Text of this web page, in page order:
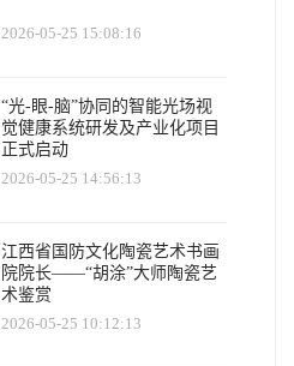
2026-05-25 15:08:16
“光-眼-脑”协同的智能光场视
觉健康系统研发及产业化项目
正式启动
2026-05-25 14:56:13
江西省国防文化陶瓷艺术书画
院院长——“胡涂”大师陶瓷艺
术鉴赏
2026-05-25 10:12:13